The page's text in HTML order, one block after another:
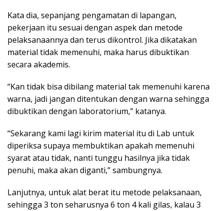
Kata dia, sepanjang pengamatan di lapangan,
pekerjaan itu sesuai dengan aspek dan metode
pelaksanaannya dan terus dikontrol. Jika dikatakan
material tidak memenuhi, maka harus dibuktikan
secara akademis.
“Kan tidak bisa dibilang material tak memenuhi karena
warna, jadi jangan ditentukan dengan warna sehingga
dibuktikan dengan laboratorium,” katanya.
“Sekarang kami lagi kirim material itu di Lab untuk
diperiksa supaya membuktikan apakah memenuhi
syarat atau tidak, nanti tunggu hasilnya jika tidak
penuhi, maka akan diganti,” sambungnya.
Lanjutnya, untuk alat berat itu metode pelaksanaan,
sehingga 3 ton seharusnya 6 ton 4 kali gilas, kalau 3